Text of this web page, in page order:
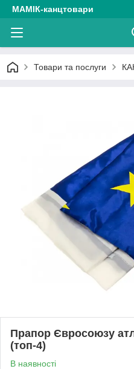
МАМІК-канцтовари
Товари та послуги
Прапор Євросоюзу
(топ-4)
В наявності